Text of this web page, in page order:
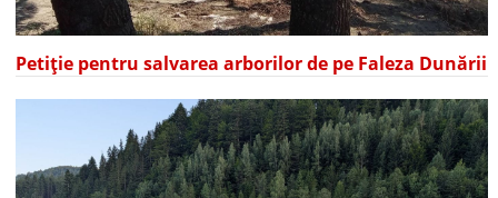
Petiție pentru salvarea arborilor de pe Faleza Dunării